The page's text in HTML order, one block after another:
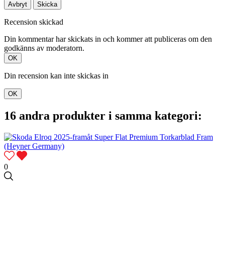
Avbryt Skicka
Recension skickad
Din kommentar har skickats in och kommer att publiceras om den
godkänns av moderatorn.
OK
Din recension kan inte skickas in
OK
16 andra produkter i samma kategori:
0